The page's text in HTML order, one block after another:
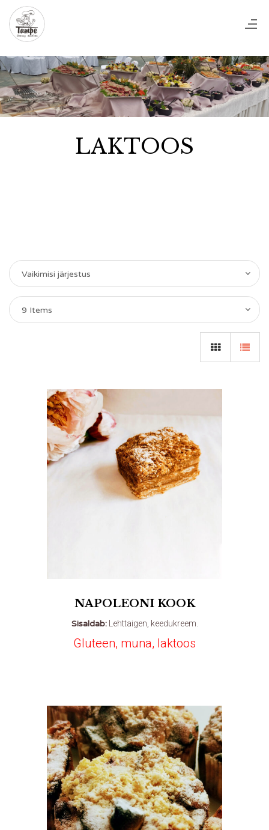
LAKTOOS
Vaikimisi järjestus
9 Items
NAPOLEONI KOOK
Sisaldab:Lehttaigen, keedukreem.
Gluteen, muna, laktoos